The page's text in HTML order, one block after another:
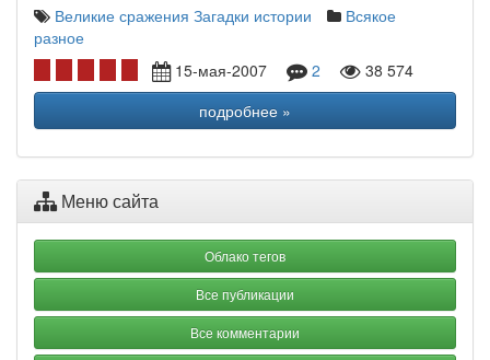
Великие сражения Загадки истории
Всякое
разное
15-мая-2007
2
38 574
подробнее »
Меню сайта
Облако тегов
Все публикации
Все комментарии